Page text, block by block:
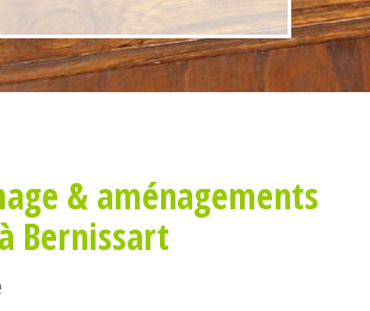
&aménagements
à Bernissart